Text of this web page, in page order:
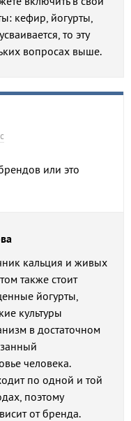
кефир, йогурты,
то эту
вопросах выше.
или это
кальция и живых
также стоит
йогурты,
культуры
в достаточном
человека.
по одной и той
поэтому
от бренда.